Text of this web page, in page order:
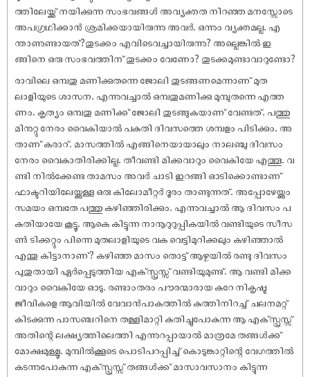
ത്തിലേയ്ക്ക് നയിക്കുന്ന സംഭവങ്ങൾ അവ്യക്തത നിറഞ്ഞ മനസ്സോടെ
അപഗ്രഥിക്കാൻ ശ്രമിക്കയായിരുന്നു അവർ. ഒന്നും വ്യക്തമല്ല. എ
ന്താണുണ്ടായത്?തുടക്കം എവിടെവച്ചായിരുന്നു? അല്ലെങ്കിൽ ഇ
ങ്ങിനെ ഒരു സംഭവത്തിന് തുടക്കം വേണോ? തുടക്കമുണ്ടാവാറുണ്ടോ?
രാവിലെ ഒമ്പതു മണിക്കുതന്നെ ജോലി തുടങ്ങണമെന്നാണ് മുത
ലാളിയുടെ ശാസന. എന്നുവച്ചാൽ ഒമ്പതുമണിക്കു മുമ്പുതന്നെ എത്ത
ണം. കൃത്യം ഒമ്പതു മണിക്ക് ജോലി തുടങ്ങുകയാണ് വേണ്ടത്. പത്തു
മിനുറ്റു നേരം വൈകിയാൽ പകുതി ദിവസത്തെ ശമ്പളം പിടിക്കും. അ
താണ് കരാറ്. മാസത്തിൽ എങ്ങിനെയായാലും നാലഞ്ചു ദിവസം
നേരം വൈകാതിരിക്കില്ല. തീവണ്ടി മിക്കവാറും വൈകിയേ എത്തൂ. വ
ണ്ടി നിൽക്കേണ്ട താമസം അവർ ചാടി ഇറങ്ങി ഓടിക്കൊണ്ടാണ്
ഫാക്ടറിയിലേയ്ക്കുള്ള ഒരു കിലോമീറ്റർ ദൂരം താണ്ടുന്നത്. അപ്പോഴേയ്ക്കും
സമയം ഒമ്പതേ പത്തു കഴിഞ്ഞിരിക്കും. എന്നുവച്ചാൽ ആ ദിവസം പ
കുതിയായേ കൂട്ടൂ. ആകെ കിട്ടുന്ന നാനൂറുറുപ്പികയിൽ വണ്ടിയുടെ സീസ
ൺ ടിക്കറ്റും പിന്നെ മുതലാളിയുടെ വക വെട്ടിമുറിക്കലും കഴിഞ്ഞാൽ
എന്തു കിട്ടാനാണ്? കഴിഞ്ഞ മാസം തൊട്ട് ആഴ്ചയിൽ രണ്ടു ദിവസം
പുതുതായി ഏർപ്പെടുത്തിയ എക്‌സ്പ്രസ്സ് വണ്ടിയുമുണ്ട്. ആ വണ്ടി മിക്ക
വാറും വൈകിയേ ഓടു. രണ്ടാംതരം പൗരന്മാരായ കുറേ നികൃഷ്ട
ജീവികളെ ആവിയിൽ വേവാൻപാകത്തിൽ കുത്തിനിറച്ച് ചലനമറ്റ്
കിടക്കുന്ന പാസഞ്ചറിനെ തള്ളിമാറ്റി കുതിച്ചുപോകുന്ന ആ എക്‌സ്പ്രസ്സ്
അതിന്റെ ലക്ഷ്യത്തിലെത്തി എന്നുറപ്പായാൽ മാത്രമേ തങ്ങൾക്ക്
മോക്ഷമുള്ളൂ. മുമ്പിൽക്കൂടെ പൊടിപറപ്പിച്ച് കൊടുങ്കാറ്റിന്റെ വേഗത്തിൽ
കടന്നുപോകുന്ന എക്‌സ്പ്രസ്സ് തങ്ങൾക്ക് മാസാവസാനം കിട്ടുന്ന